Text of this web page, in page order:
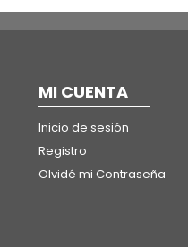
MI CUENTA
Inicio de sesión
Registro
Olvidé mi Contraseña